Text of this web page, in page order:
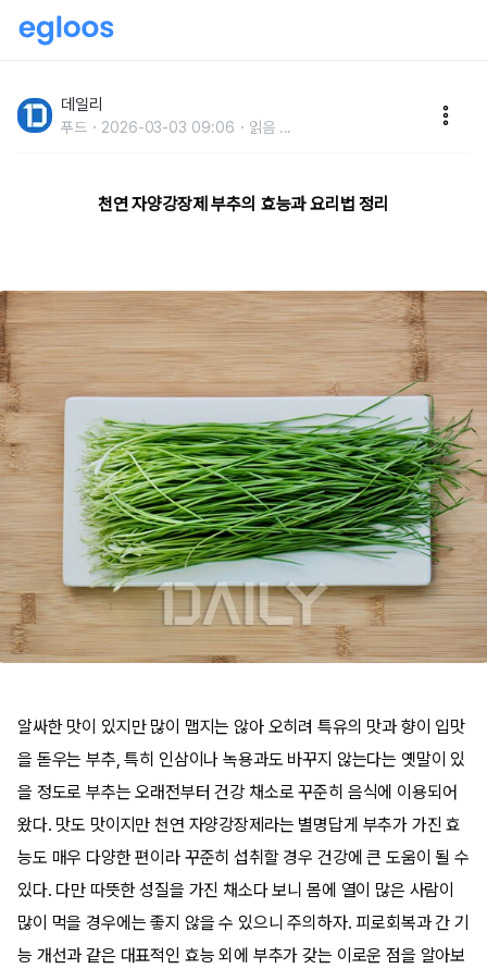
데일리
푸드 2026-03-03 09:06 읽음 ...
천연 자양강장제 부추의 효능과 요리법 정리
알싸한 맛이 있지만 많이 맵지는 않아 오히려 특유의 맛과 향이 입맛
을 돋우는 부추, 특히 인삼이나 녹용과도 바꾸지 않는다는 옛말이 있
을 정도로 부추는 오래전부터 건강 채소로 꾸준히 음식에 이용되어
왔다. 맛도 맛이지만 천연 자양강장제라는 별명답게 부추가 가진 효
능도 매우 다양한 편이라 꾸준히 섭취할 경우 건강에 큰 도움이 될 수
있다. 다만 따뜻한 성질을 가진 채소다 보니 몸에 열이 많은 사람이
많이 먹을 경우에는 좋지 않을 수 있으니 주의하자. 피로회복과 간 기
능 개선과 같은 대표적인 효능 외에 부추가 갖는 이로운 점을 알아보